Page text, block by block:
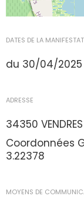
DATES DE LA
du 30/04/
ADRESSE
34350 VENDRES
Coordonnées
3.22378
MOYENS DE